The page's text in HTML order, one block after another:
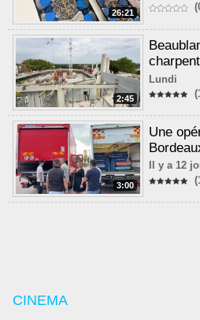
26:21
2:45
Lundi
3:00
Une
Il y a 12
CINEMA